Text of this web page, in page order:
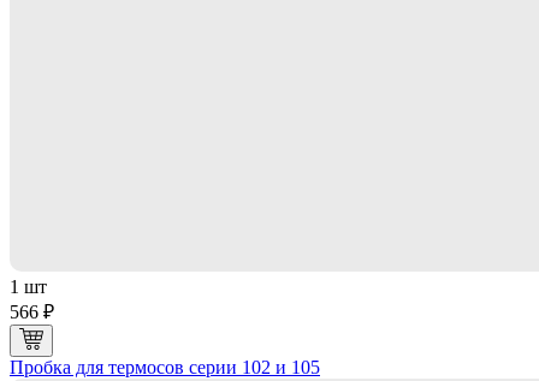
1 шт
566 ₽
Пробка для термосов серии 102 и 105